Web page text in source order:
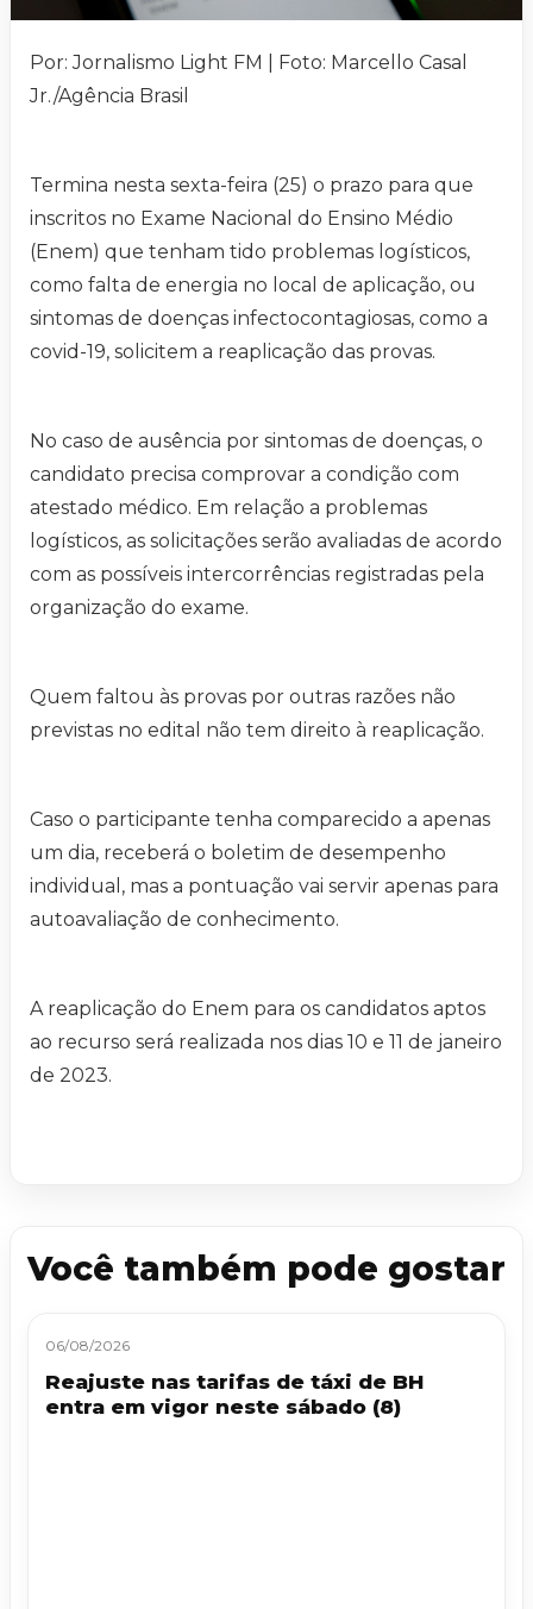
Por: Jornalismo Light FM | Foto: Marcello Casal
Jr./Agência Brasil
Termina nesta sexta-feira (25) o prazo para que
inscritos no Exame Nacional do Ensino Médio
(Enem) que tenham tido problemas logísticos,
como falta de energia no local de aplicação, ou
sintomas de doenças infectocontagiosas, como a
covid-19, solicitem a reaplicação das provas.
No caso de ausência por sintomas de doenças, o
candidato precisa comprovar a condição com
atestado médico. Em relação a problemas
logísticos, as solicitações serão avaliadas de acordo
com as possíveis intercorrências registradas pela
organização do exame.
Quem faltou às provas por outras razões não
previstas no edital não tem direito à reaplicação.
Caso o participante tenha comparecido a apenas
um dia, receberá o boletim de desempenho
individual, mas a pontuação vai servir apenas para
autoavaliação de conhecimento.
A reaplicação do Enem para os candidatos aptos
ao recurso será realizada nos dias 10 e 11 de janeiro
de 2023.
Você também pode gostar
06/08/2026
Reajuste nas tarifas de táxi de BH
entra em vigor neste sábado (8)